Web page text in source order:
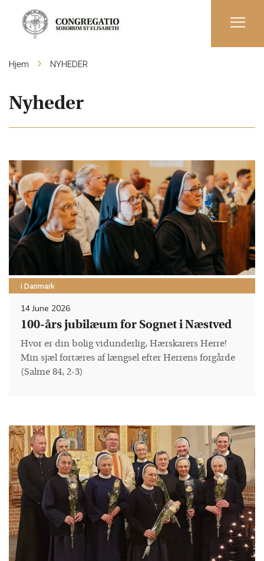
Hjem NYHEDER
Nyheder
i Danmark
14 June 2026
100‑års jubilæum for Sognet i Næstved
Hvor er din bolig vidunderlig, Hærskarers Herre!
Min sjæl fortæres af længsel efter Herrens forgårde
(Salme 84, 2-3)